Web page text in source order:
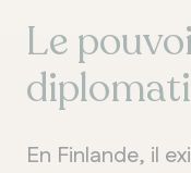
Le
En Finlande, il